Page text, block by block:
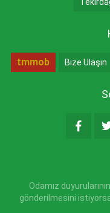
tmmob Bize Ulaşın
Odamız
gönderilmesini